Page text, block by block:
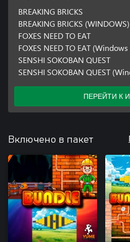
BREAKING BRICKS
BREAKING BRICKS (WINDOWS)
FOXES NEED TO EAT
FOXES NEED TO EAT
SENSHI SOKOBAN QUEST
SENSHI SOKOBAN QUEST
ПЕРЕЙТИ К
Включено в пакет